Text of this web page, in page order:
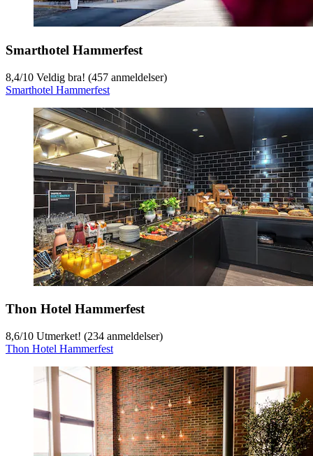
Smarthotel Hammerfest
8,4/10 Veldig bra! (457 anmeldelser)
Smarthotel Hammerfest
Thon Hotel Hammerfest
8,6/10 Utmerket! (234 anmeldelser)
Thon Hotel Hammerfest